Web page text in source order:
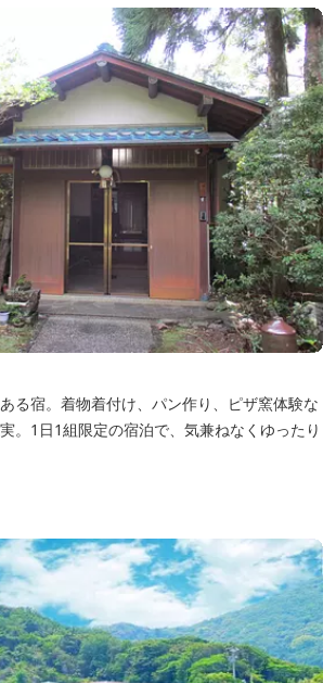
る宿。着物着付け、パン作り、ピザ窯体験な
。1日1組限定の宿泊で、気兼ねなくゆったり